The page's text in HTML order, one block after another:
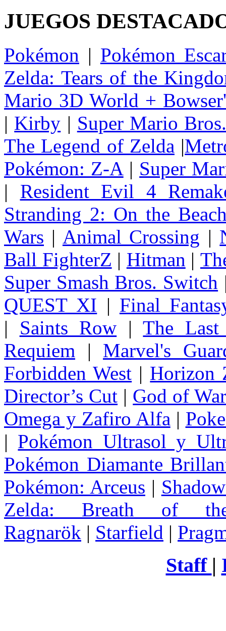
JUEGOS
Pokémon | Pokémon
Zelda: Tears of the
Mario 3D World +
| Kirby | Super Mario
The Legend of Zelda |
Pokémon: Z-A | Super
| Resident Evil 4
Stranding 2: On the
Wars | Animal Crossing |
Ball FighterZ | Hitman |
Super Smash Bros. Switch
QUEST XI | Final
| Saints Row |The
Requiem | Marvel's
Forbidden West | Horizon
Director’s Cut | God of
Omega y Zafiro Alfa |
| Pokémon Ultrasol y
Pokémon Diamante
Pokémon: Arceus |
Zelda: Breath of
Ragnarök | Starfield |
Staff |